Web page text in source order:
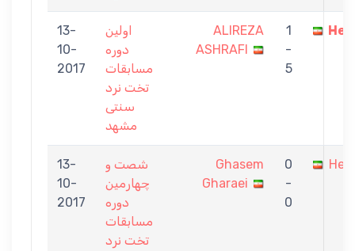
13-
10-
2017
اولین
دوره
مسابقات
تخت نرد
سنتی
مشهد
ALIREZA
ASHRAFI
1
-
5
13-
10-
2017
شصت و
چهارمین
دوره
مسابقات
تخت نرد
Ghasem
Gharaei
0
-
0